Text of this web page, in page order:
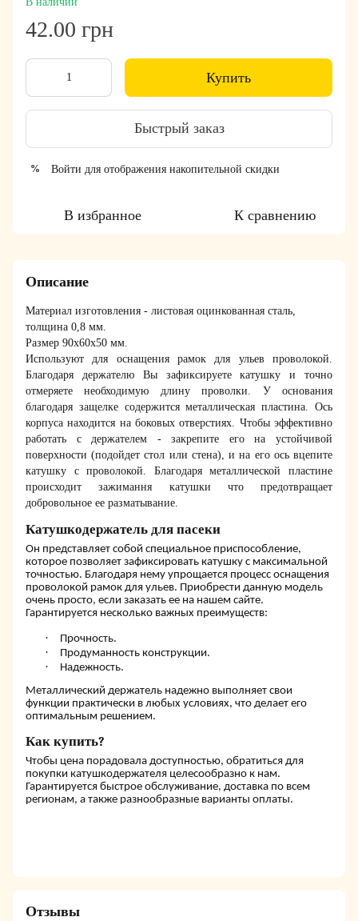
42.00 грн
Купить
Быстрый заказ
% Войти для отображения накопительной скидки
В избранное К сравнению
Описание
Материал изготовления - листовая оцинкованная сталь,
толщина 0,8 мм.
Размер 90х60х50 мм.
Используют для оснащения рамок для ульев проволокой.
Благодаря держателю Вы зафиксируете катушку и точно
отмеряете необходимую длину проволки. У основания
благодаря защелке содержится металлическая пластина. Ось
корпуса находится на боковых отверстиях. Чтобы эффективно
работать с держателем - закрепите его на устойчивой
поверхности (подойдет стол или стена), и на его ось вцепите
катушку с проволокой. Благодаря металлической пластине
происходит зажимання катушки что предотвращает
добровольное ее разматывание.
Катушкодержатель для пасеки
Он представляет собой специальное приспособление,
которое позволяет зафиксировать катушку с максимальной
точностью. Благодаря нему упрощается процесс оснащения
проволокой рамок для ульев. Приобрести данную модель
очень просто, если заказать ее на нашем сайте.
Гарантируется несколько важных преимуществ:
· Прочность.
· Продуманность конструкции.
·
Надежность.
Металлический держатель надежно выполняет свои
функции практически в любых условиях, что делает его
оптимальным решением.
Как купить?
Чтобы цена порадовала доступностью, обратиться для
покупки катушкодержателя целесообразно к нам.
Гарантируется быстрое обслуживание, доставка по всем
регионам, а также разнообразные варианты оплаты.
Отзывы